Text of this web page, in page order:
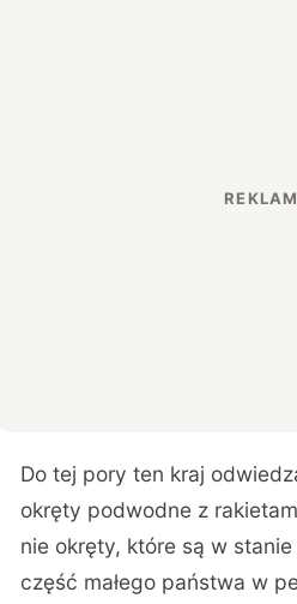
Do tej pory ten kraj
okręty podwodne z
nie okręty, które są w
część małego państwa w